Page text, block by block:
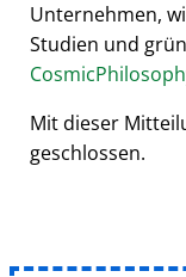
Unternehmen,
Studien und
Mit dieser
geschlossen.